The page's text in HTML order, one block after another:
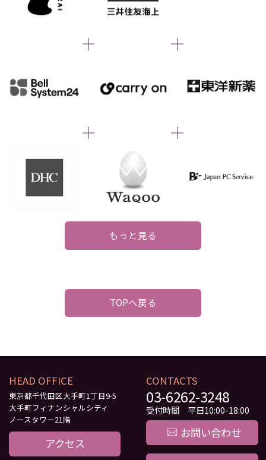
もっと見る
TOPへ戻る
HEAD OFFICE
東京都千代田区大手町1丁目9-5
大手町フィナンシャルシティ
ノースタワー21階
アクセス
CONTACTS
03-6262-3248
受付時間 平日10:00-18:00
お問い合わせ